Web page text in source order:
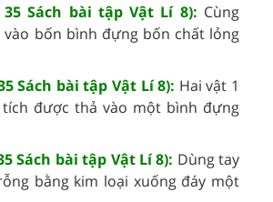
Sách bài tập Vật Lí 8): Cùng
bốn bình đựng bốn chất lỏng
Sách bài tập Vật Lí 8): Hai vật 1
được thả vào một bình đựng
Sách bài tập Vật Lí 8): Dùng tay
bằng kim loại xuống đáy một